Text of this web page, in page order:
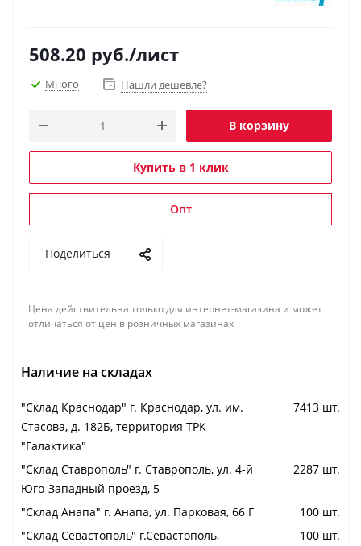
508.20 руб./лист
Много Нашли дешевле?
В корзину
Купить в 1 клик
Опт
Поделиться
Цена действительна только для интернет-магазина и может
отличаться от цен в розничных магазинах
Наличие на складах
"Cклад Краснодар" г. Краснодар, ул. им.
Стасова, д. 182Б, территория ТРК
"Галактика"
7413 шт.
"Cклад Ставрополь" г. Ставрополь, ул. 4-й
Юго-Западный проезд, 5
2287 шт.
"Cклад Анапа" г. Анапа, ул. Парковая, 66 Г
100 шт.
"Cклад Севастополь" г.Севастополь,
100 шт.